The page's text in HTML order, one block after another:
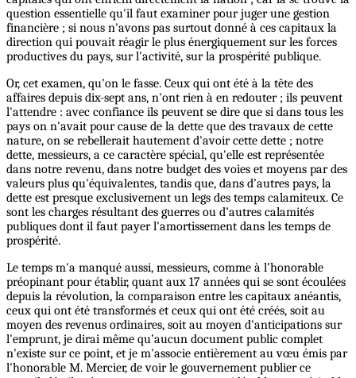
question essentielle qu'il faut examiner pour juger une gestion
financière ; si nous n'avons pas surtout donné à ces capitaux la
direction qui pouvait réagir le plus énergiquement sur les forces
productives du pays, sur l'activité, sur la prospérité publique.
Or, cet examen, qu'on le fasse. Ceux qui ont été à la tête des
affaires depuis dix-sept ans, n'ont rien à en redouter ; ils peuvent
l'attendre : avec confiance ils peuvent se dire que si dans tous les
pays on n'avait pour cause de la dette que des travaux de cette
nature, on se rebellerait hautement d'avoir cette dette ; notre
dette, messieurs, a ce caractère spécial, qu'elle est représentée
dans notre revenu, dans notre budget des voies et moyens par des
valeurs plus qu'équivalentes, tandis que, dans d’autres pays, la
dette est presque exclusivement un legs des temps calamiteux. Ce
sont les charges résultant des guerres ou d’autres calamités
publiques dont il faut payer l'amortissement dans les temps de
prospérité.
Le temps m'a manqué aussi, messieurs, comme à l’honorable
préopinant pour établir, quant aux 17 années qui se sont écoulées
depuis la révolution, la comparaison entre les capitaux anéantis,
ceux qui ont été transformés et ceux qui ont été créés, soit au
moyen des revenus ordinaires, soit au moyen d'anticipations sur
l'emprunt, je dirai même qu’aucun document public complet
n'existe sur ce point, et je m'associe entièrement au vœu émis par
l'honorable M. Mercier, de voir le gouvernement publier ce